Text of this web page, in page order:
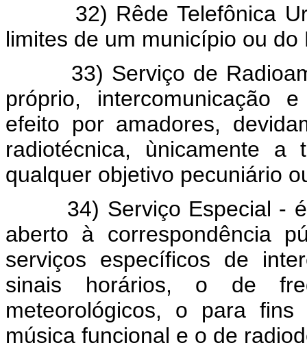
32) Rêde Telefônica
limites de um município ou do
33) Serviço de
próprio, intercomunicação
efeito por amadores,
radiotécnica, ùnicamente
qualquer objetivo pecuniário
34) Serviço Especial - é
aberto à correspondência
serviços específicos de
sinais horários, o de
meteorológicos, o para
música funcional e o de